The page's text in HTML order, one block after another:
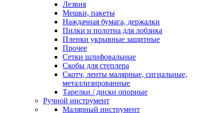
Лезвия
Мешки, пакеты
Наждачная бумага, держалки
Пилки и полотна для лобзика
Пленки укрывные защитные
Прочее
Сетки шлифовальные
Скобы для степлера
Скотч, ленты малярные, сигнальные,
металлизированные
Тарелки / диски опорные
Ручной инструмент
Малярный инструмент